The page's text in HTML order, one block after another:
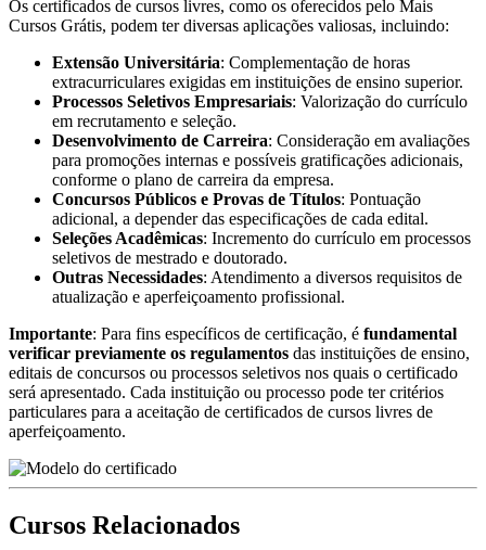
Os certificados de cursos livres, como os oferecidos pelo Mais
Cursos Grátis, podem ter diversas aplicações valiosas, incluindo:
Extensão Universitária: Complementação de horas
extracurriculares exigidas em instituições de ensino superior.
Processos Seletivos Empresariais: Valorização do currículo
em recrutamento e seleção.
Desenvolvimento de Carreira: Consideração em avaliações
para promoções internas e possíveis gratificações adicionais,
conforme o plano de carreira da empresa.
Concursos Públicos e Provas de Títulos: Pontuação
adicional, a depender das especificações de cada edital.
Seleções Acadêmicas: Incremento do currículo em processos
seletivos de mestrado e doutorado.
Outras Necessidades: Atendimento a diversos requisitos de
atualização e aperfeiçoamento profissional.
Importante: Para fins específicos de certificação, é fundamental
verificar previamente os regulamentos das instituições de ensino,
editais de concursos ou processos seletivos nos quais o certificado
será apresentado. Cada instituição ou processo pode ter critérios
particulares para a aceitação de certificados de cursos livres de
aperfeiçoamento.
Cursos Relacionados